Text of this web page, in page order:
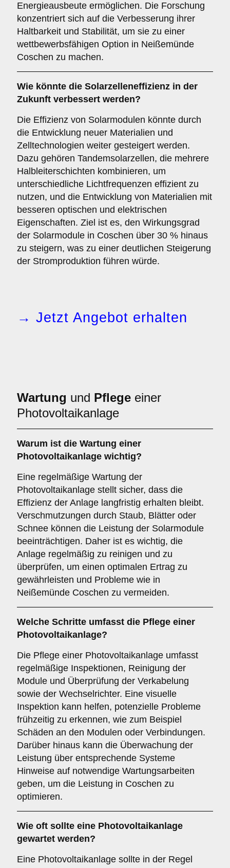
Energieausbeute ermöglichen. Die Forschung
konzentriert sich auf die Verbesserung ihrer
Haltbarkeit und Stabilität, um sie zu einer
wettbewerbsfähigen Option in Neißemünde
Coschen zu machen.
Wie könnte die Solarzelleneffizienz in der
Zukunft verbessert werden?
Die Effizienz von Solarmodulen könnte durch
die Entwicklung neuer Materialien und
Zelltechnologien weiter gesteigert werden.
Dazu gehören Tandemsolarzellen, die mehrere
Halbleiterschichten kombinieren, um
unterschiedliche Lichtfrequenzen effizient zu
nutzen, und die Entwicklung von Materialien mit
besseren optischen und elektrischen
Eigenschaften. Ziel ist es, den Wirkungsgrad
der Solarmodule in Coschen über 30 % hinaus
zu steigern, was zu einer deutlichen Steigerung
der Stromproduktion führen würde.
→ Jetzt Angebot erhalten
Wartung und Pflege einer
Photovoltaikanlage
Warum ist die Wartung einer
Photovoltaikanlage wichtig?
Eine regelmäßige Wartung der
Photovoltaikanlage stellt sicher, dass die
Effizienz der Anlage langfristig erhalten bleibt.
Verschmutzungen durch Staub, Blätter oder
Schnee können die Leistung der Solarmodule
beeinträchtigen. Daher ist es wichtig, die
Anlage regelmäßig zu reinigen und zu
überprüfen, um einen optimalen Ertrag zu
gewährleisten und Probleme wie in
Neißemünde Coschen zu vermeiden.
Welche Schritte umfasst die Pflege einer
Photovoltaikanlage?
Die Pflege einer Photovoltaikanlage umfasst
regelmäßige Inspektionen, Reinigung der
Module und Überprüfung der Verkabelung
sowie der Wechselrichter. Eine visuelle
Inspektion kann helfen, potenzielle Probleme
frühzeitig zu erkennen, wie zum Beispiel
Schäden an den Modulen oder Verbindungen.
Darüber hinaus kann die Überwachung der
Leistung über entsprechende Systeme
Hinweise auf notwendige Wartungsarbeiten
geben, um die Leistung in Coschen zu
optimieren.
Wie oft sollte eine Photovoltaikanlage
gewartet werden?
Eine Photovoltaikanlage sollte in der Regel